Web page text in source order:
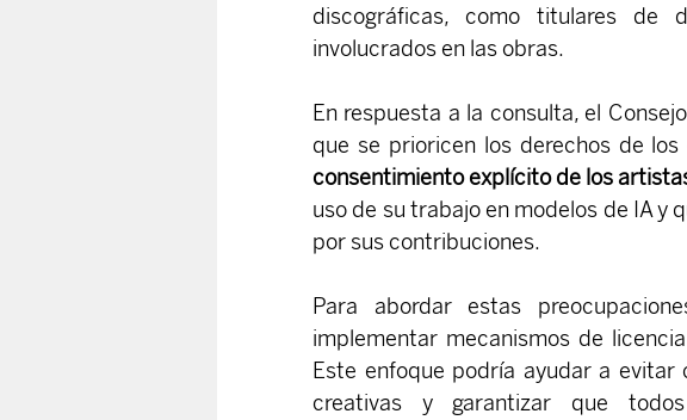
discográficas, como titulares de
involucrados en las obras.
En respuesta a la consulta, el
que se prioricen los derechos de
consentimiento explícito de los
uso de su trabajo en modelos de IA y
por sus contribuciones.
Para abordar estas
implementar mecanismos de
Este enfoque podría ayudar a
creativas y garantizar que